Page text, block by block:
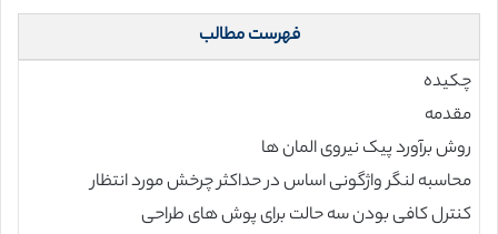
فهرست مطالب
چکیده
مقدمه
روش برآورد پیک نیروی المان ها
محاسبه لنگر واژگونی اساس در حداکثر چرخش مورد انتظار
کنترل کافی بودن سه حالت برای پوش های طراحی